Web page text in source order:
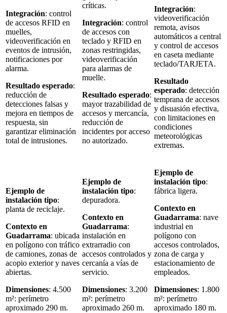
Integración: control
de accesos RFID en
muelles,
videoverificación en
eventos de intrusión,
notificaciones por
alarma.
Resultado esperado:
reducción de
detecciones falsas y
mejora en tiempos de
respuesta, sin
garantizar eliminación
total de intrusiones.
críticas.
Integración: control
de accesos con
teclado y RFID en
zonas restringidas,
videoverificación
para alarmas de
muelle.
Resultado esperado:
mayor trazabilidad de
accesos y mercancía,
reducción de
incidentes por acceso
no autorizado.
Integración:
videoverificación
remota, avisos
automáticos a central
y control de accesos
en caseta mediante
teclado/TARJETA.
Resultado
esperado: detección
temprana de accesos
y disuasión efectiva,
con limitaciones en
condiciones
meteorológicas
extremas.
Ejemplo de
instalación tipo:
planta de reciclaje.
Contexto en
Guadarrama: ubicada
en polígono con tráfico
de camiones, zonas de
acopio exterior y naves
abiertas.
Dimensiones: 4.500
m²: perímetro
aproximado 290 m.
Ejemplo de
instalación tipo:
depuradora.
Contexto en
Guadarrama:
instalación en
extrarradio con
accesos controlados y
cercanía a vías de
servicio.
Dimensiones: 3.200
m²: perímetro
aproximado 260 m.
Ejemplo de
instalación tipo:
fábrica ligera.
Contexto en
Guadarrama: nave
industrial en
polígono con
accesos controlados,
zona de carga y
estacionamiento de
empleados.
Dimensiones: 1.800
m²: perímetro
aproximado 180 m.